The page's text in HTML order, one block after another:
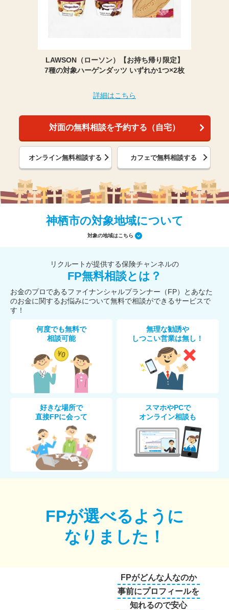
LAWSON（ローソン）【お持ち帰り限定】
7種の対象ハーゲンダッツ いずれか1つ×2枚
詳細はこちら
対面の無料相談を予約する（自宅）
オンライン無料相談する カフェで無料相談する
神栖市の対象地域について
対象の地域はこちら
リクルートが提供する保険チャンネルの
FP無料相談とは？
お金のプロであるファイナンシャルプランナー（FP）とあなた
のお金に関するお悩みについて無料で相談ができるサービスで
す！
何度でも無料で
相談可能
無理な勧誘や
しつこい営業は無し！
好きな場所で
直接FPに会って
スマホやPCで
オンライン相談も
FPが選べるように
なりました！
FPがどんな人なのか
事前にプロフィールを
知れるので安心